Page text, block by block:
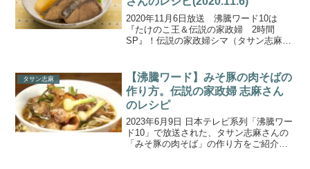
2020年11月6日放送 沸騰ワード10は
『たけのこ王＆伝説の家政婦 2時間
SP』！伝説の家政婦シマ（タサン志麻）
豪語した簡単手作りコロッケの作り方&ブ
リ大根を洋風...
タサン志麻
【沸騰ワード】みそ豚の肉そばの
作り方。伝説の家政婦 志麻さん
のレシピ
2023年6月9日 日本テレビ系列「沸騰ワー
ド10」で放送された、タサン志麻さんの
「みそ豚の肉そば」の作り方をご紹介し